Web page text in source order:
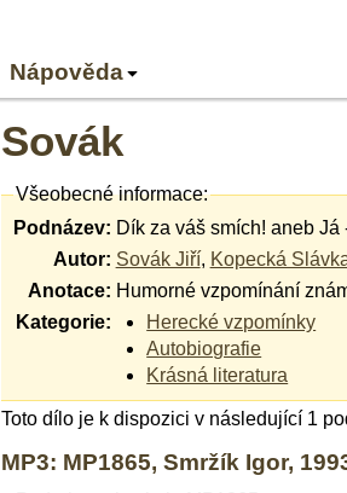
Nápověda
Sovák
Všeobecné informace:
Podnázev: Dík za váš smích! aneb Já
Autor: Sovák Jiří, Kopecká
Anotace: Humorné vzpomínání
Kategorie:
Herecké vzpomínky
Autobiografie
Krásná literatura
Toto dílo je k dispozici v následující 1
MP3: MP1865, Smržík Igor,